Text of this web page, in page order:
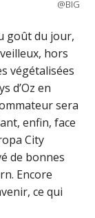
@BIG
goût du jour,
hors
végétalisées
d’Oz en
sera
enfin, face
City
de bonnes
Encore
ce qui